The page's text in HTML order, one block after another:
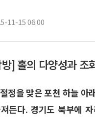
11-15 06:00
] 홀의 다양성과 조
정을 맞은 포천 하늘 아
든다. 경기도 북부에